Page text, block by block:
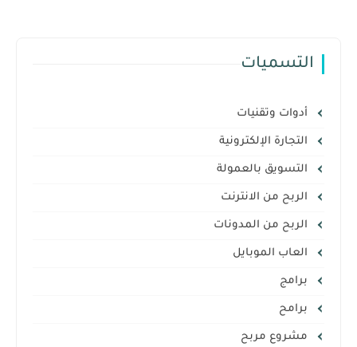
التسميات
أدوات وتقنيات
التجارة الإلكترونية
التسويق بالعمولة
الربح من الانترنت
الربح من المدونات
العاب الموبايل
برامج
برامح
مشروع مربح